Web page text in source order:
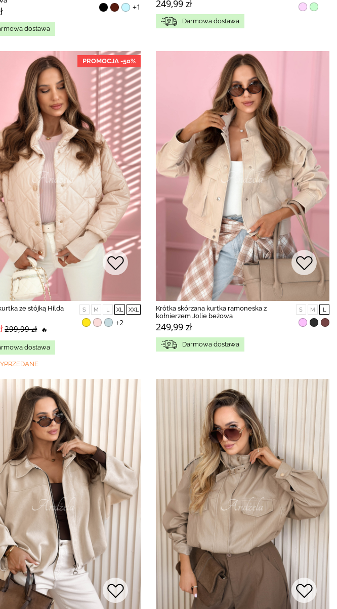
+1
dostawa
249,99 zł
Darmowa dostawa
PROMOCJA -50%
ze stójką Hilda
299,99 zł 🔥
S M L XL XXL
+2
dostawa
Krótka skórzana kurtka ramoneska z
kołnierzem Jolie beżowa
249,99 zł
S M L
Darmowa dostawa